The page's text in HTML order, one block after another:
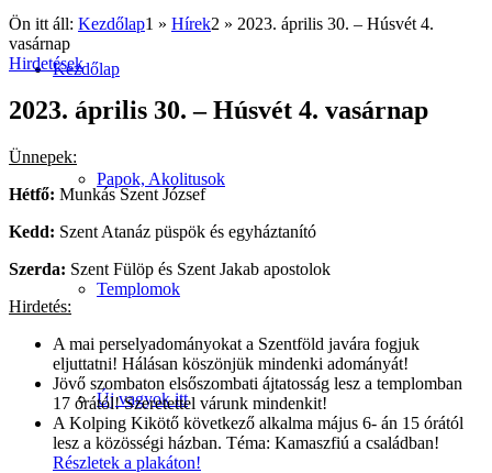
Kezdőlap
Papok, Akolitusok
Templomok
Új vagyok itt
Ön itt áll: Kezdőlap1 » Hírek2 » 2023. április 30. – Húsvét 4.
vasárnap
Hirdetések
2023. április 30. – Húsvét 4. vasárnap
Ünnepek:
Hétfő: Munkás Szent József
Kedd: Szent Atanáz püspök és egyháztanító
Szerda: Szent Fülöp és Szent Jakab apostolok
Hirdetés:
A mai perselyadományokat a Szentföld javára fogjuk
eljuttatni! Hálásan köszönjük mindenki adományát!
Jövő szombaton elsőszombati ájtatosság lesz a templomban
17 órától! Szeretettel várunk mindenkit!
A Kolping Kikötő következő alkalma május 6- án 15 órától
lesz a közösségi házban. Téma: Kamaszfiú a családban!
Részletek a plakáton!